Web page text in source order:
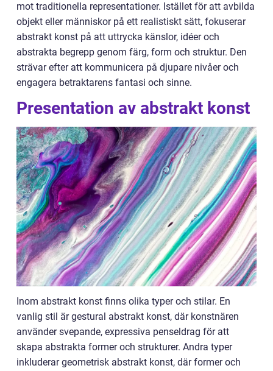
mot traditionella representationer. Istället för att avbilda
objekt eller människor på ett realistiskt sätt, fokuserar
abstrakt konst på att uttrycka känslor, idéer och
abstrakta begrepp genom färg, form och struktur. Den
strävar efter att kommunicera på djupare nivåer och
engagera betraktarens fantasi och sinne.
Presentation av abstrakt konst
Inom abstrakt konst finns olika typer och stilar. En
vanlig stil är gestural abstrakt konst, där konstnären
använder svepande, expressiva penseldrag för att
skapa abstrakta former och strukturer. Andra typer
inkluderar geometrisk abstrakt konst, där former och